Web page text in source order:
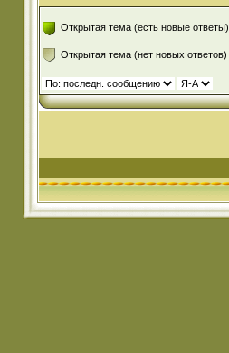
Открытая тема (есть новые ответы)
Открытая тема (нет новых ответов)